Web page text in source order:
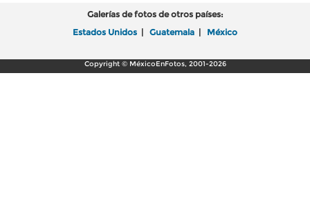
Galerías de fotos de otros países:
Estados Unidos | Guatemala | México
Copyright © MéxicoEnFotos, 2001-2026